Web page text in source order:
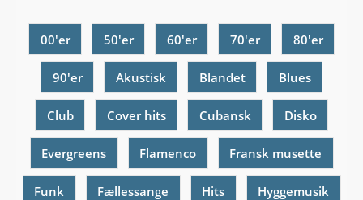
00'er 50'er 60'er 70'er 80'er
90'er Akustisk Blandet Blues
Club Cover hits Cubansk Disko
Evergreens Flamenco Fransk musette
Funk Fællessange Hits Hyggemusik